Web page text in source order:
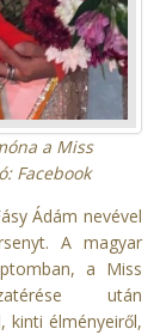
a Miss
Facebook
Ádám nevével
A magyar
a Miss
után
kinti élményeiről,